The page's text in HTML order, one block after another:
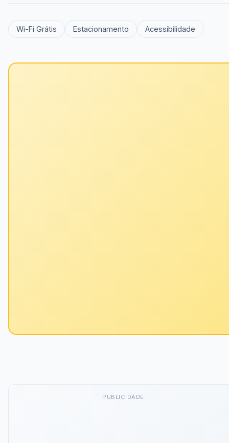
Wi-Fi Grátis Estacionamento Acessibilidade
PUBLICIDADE